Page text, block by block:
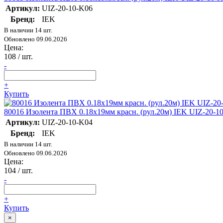
Артикул: UIZ-20-10-K06
Бренд:
IEK
В наличии 14 шт.
Обновлено 09.06.2026
Цена:
108 / шт.
-
+
Купить
80016 Изолента ПВХ 0.18х19мм красн. (рул.20м) IEK UIZ-20-
Артикул: UIZ-20-10-K04
Бренд:
IEK
В наличии 14 шт.
Обновлено 09.06.2026
Цена:
104 / шт.
-
+
Купить
×